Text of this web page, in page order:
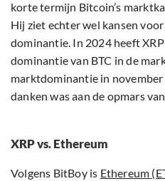
korte termijn Bitcoin’s
Hij ziet echter wel kansen
dominantie. In 2024 heeft
dominantie van BTC in de
marktdominantie in november
danken was aan de opmars van
XRP vs. Ethereum
Volgens BitBoy is Ethereum